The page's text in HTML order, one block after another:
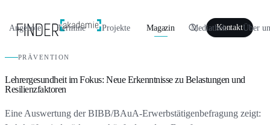
Angebote Termine Projekte Magazin Mediathek Über
Kontakt
PRÄVENTION
Lehrergesundheit im Fokus: Neue Erkenntnisse zu Belastungen und
Resilienzfaktoren
Eine Auswertung der BIBB/BAuA-Erwerbstätigenbefragung zeigt: